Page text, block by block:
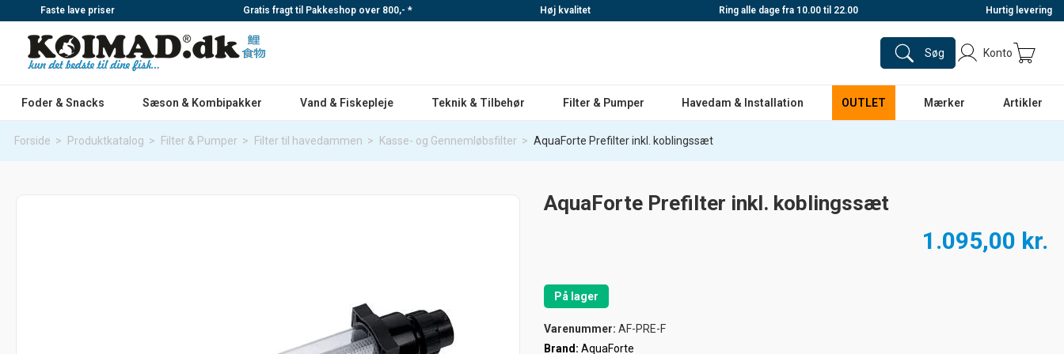
Faste lave priser Gratis fragt til Pakkeshop over 800,- * Høj kvalitet Ring alle dage fra 10.00 til 22.00 Hurtig levering
Søg Konto
Foder & Snacks Sæson & Kombipakker Vand & Fiskepleje Teknik & Tilbehør Filter & Pumper Havedam & Installation OUTLET Mærker Artikler
Forside > Produktkatalog > Filter & Pumper > Filter til havedammen > Kasse- og Gennemløbsfilter > AquaForte Prefilter inkl. koblingssæt
AquaForte Prefilter inkl. koblingssæt
1.095,00 kr.
På lager
Varenummer: AF-PRE-F
Brand: AquaForte